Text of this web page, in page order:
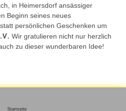
in Heimersdorf ansässiger
Beginn seines neues
persönlichen Geschenken um
Wir gratulieren nicht nur herzlich
zu dieser wunderbaren Idee!
Startseite